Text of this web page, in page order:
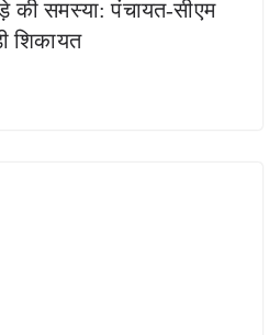
समस्या: पंचायत-सीएम
शिकायत